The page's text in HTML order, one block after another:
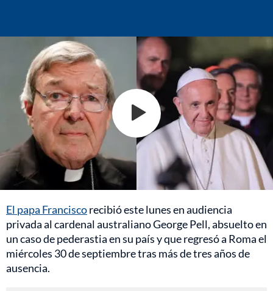
El papa Franciscorecibió este lunes en audiencia
privada al cardenal australiano George Pell, absuelto en
un caso de pederastia en su país y que regresó a Roma el
miércoles 30 de septiembre tras más de tres años de
ausencia.